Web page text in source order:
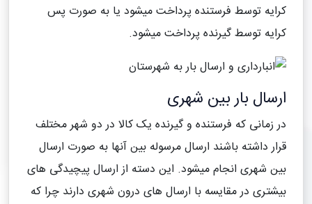
کرایه توسط فرستنده پرداخت میشود یا به صورت پس
کرایه توسط گیرنده پرداخت میشود.
ارسال بار بین شهری
در زمانی که فرستنده و گیرنده یک کالا در دو شهر مختلف
قرار داشته باشند ارسال مرسوله بین آنها به صورت ارسال
بین شهری انجام میشود. این دسته از ارسال پیچیدگی های
بیشتری در مقایسه با ارسال های درون شهری دارند چرا که